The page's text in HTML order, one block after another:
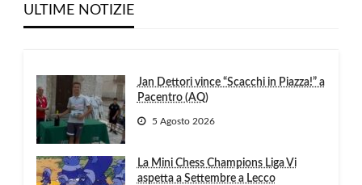
ULTIME NOTIZIE
Jan Dettori vince “Scacchi in Piazza!” a
Pacentro (AQ)
5 Agosto 2026
La Mini Chess Champions Liga Vi
aspetta a Settembre a Lecco